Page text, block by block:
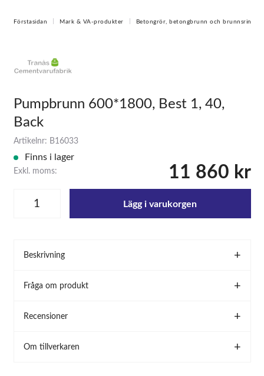
Förstasidan Mark & VA-produkter Betongrör, betongbrunn och brunnsring
Pumpbrunn 600*1800, Best 1, 40,
Back
Artikelnr: B16033
Finns i lager
Exkl. moms: 11 860 kr
Lägg i varukorgen
Beskrivning
Fråga om produkt
Recensioner
Om tillverkaren